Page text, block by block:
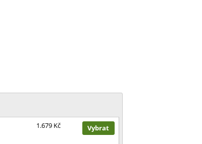
1.679 Kč Vybrat